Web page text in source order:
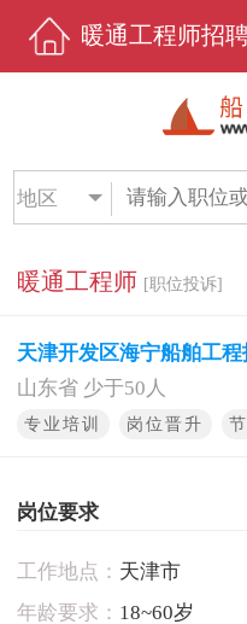
地区
暖通工程师 [职位投诉]
天津开发区海宁船舶工
山东省 少于50人
专业培训 岗位晋升
岗位要求
工作地点： 天津市
年龄要求： 18~60岁